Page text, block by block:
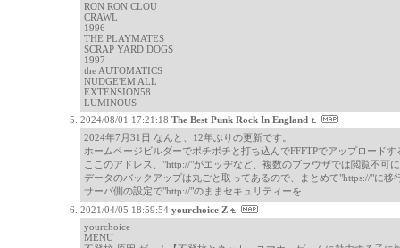
RON RON CLOU
CRAWL
1996
THE PLAYMATES
SCRAP YARD DOGS
1997
the AUTOMATICS
NUDGE'EM ALL
EXTENSION58
LUMINOUS
2024/08/01 17:21:18 The Best Punk Rock In England
2024年7月31日 なんと、12年ぶりの更新です。
ホームページビルダーでポチポチと打ち込んでFFFTPでアップロードす
ここのアドレス、"http://"がエッヂなど、複数のブラウザでは閲覧不可
データのバックアップは丸ごと取ってあるので、まとめて"https://"に移
サーバ側の設定で"http://"のままセキュリティーを
2021/04/05 18:59:54 yourchoice Z
yourchoice
MENU